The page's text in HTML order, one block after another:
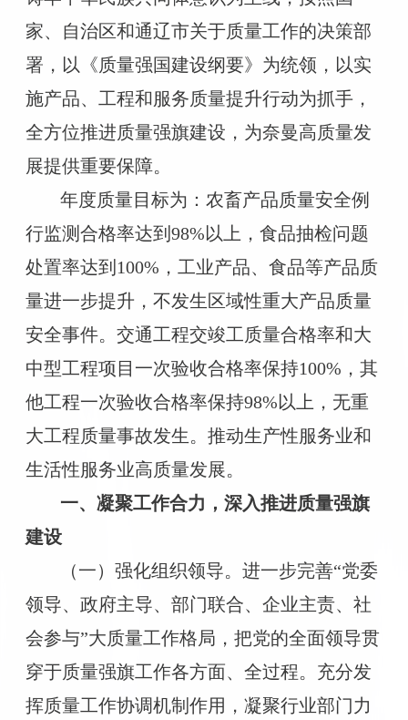
家、自治区和通辽市关于质量工作的决策部
署，以《质量强国建设纲要》为统领，以实
施产品、工程和服务质量提升行动为抓手，
全方位推进质量强旗建设，为奈曼高质量发
展提供重要保障。
年度质量目标为：农畜产品质量安全例
行监测合格率达到98%以上，食品抽检问题
处置率达到100%，工业产品、食品等产品质
量进一步提升，不发生区域性重大产品质量
安全事件。交通工程交竣工质量合格率和大
中型工程项目一次验收合格率保持100%，其
他工程一次验收合格率保持98%以上，无重
大工程质量事故发生。推动生产性服务业和
生活性服务业高质量发展。
一、凝聚工作合力，深入推进质量强旗
建设
（一）强化组织领导。进一步完善“党委
领导、政府主导、部门联合、企业主责、社
会参与”大质量工作格局，把党的全面领导贯
穿于质量强旗工作各方面、全过程。充分发
挥质量工作协调机制作用，凝聚行业部门力